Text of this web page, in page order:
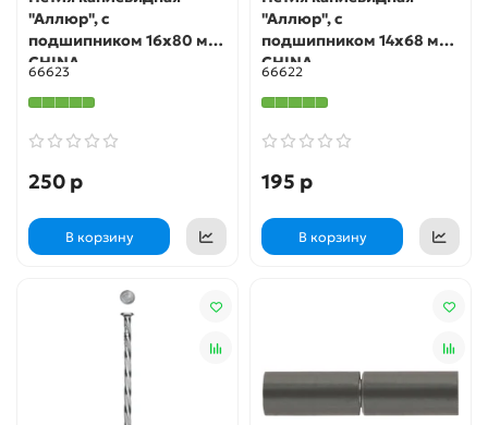
"Аллюр", с
подшипником 16х80 мм
CHINA
66623
250 р
В корзину
"Аллюр", с
подшипником 14х68 мм
CHINA
66622
195 р
В корзину